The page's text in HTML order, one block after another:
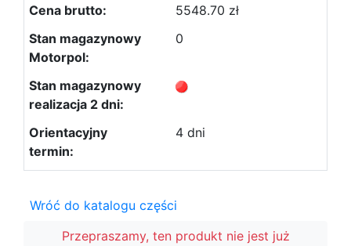
5548.70 zł
0
4 dni
Wróć do katalogu części
Przepraszamy, ten produkt nie jest już